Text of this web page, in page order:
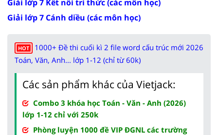
Giải lớp 7 Kết nối tri thức (các môn học)
Giải lớp 7 Cánh diều (các môn học)
HOT
1000+ Đề thi cuối kì 2 file word cấu trúc mới 2026
Toán, Văn, Anh... lớp 1-12 (chỉ từ 60k)
Các sản phẩm khác của Vietjack:
Combo 3 khóa học Toán - Văn - Anh (2026)
lớp 1-12 chỉ với 250k
Phòng luyện 1000 đề VIP ĐGNL các trường